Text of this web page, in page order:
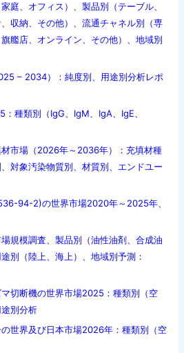
庭、オフィス）、製品別（テーブル、
収納、その他）、流通チャネル別（専
艦店、オンライン、その他）、地域別
– 2034）：純度別、用途別分析レポ
種類別（IgG、IgM、IgA、IgE、
市場（2026年～2036年）：充填材種
対象汚染物質別、材質別、エンドユー
94-2)の世界市場2020年～2025年、
規模調査、製品別（油性油剤、合成油
別（陸上、海上）、地域別予測：
切断機の世界市場2025：種類別（空
別分析
世界及び日本市場2026年：種類別（空